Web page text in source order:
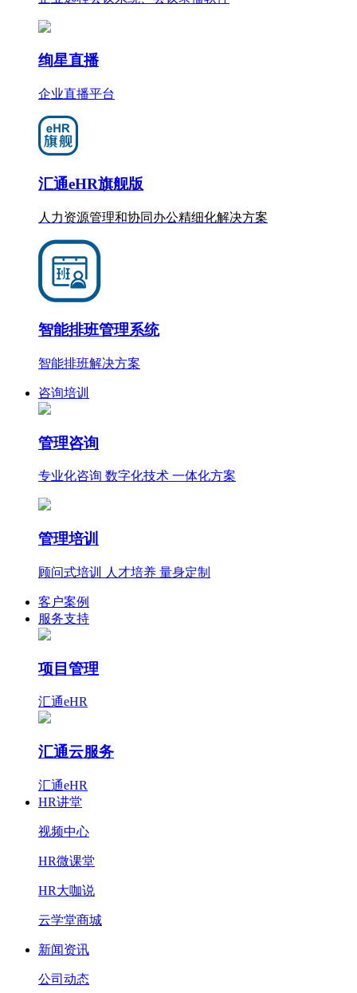
绚星直播
企业直播平台
汇通eHR旗舰版
人力资源管理和协同办公精细化解决方案
智能排班管理系统
智能排班解决方案
咨询培训
管理咨询
专业化咨询 数字化技术 一体化方案
管理培训
顾问式培训 人才培养 量身定制
客户案例
服务支持
项目管理
汇通eHR
汇通云服务
汇通eHR
HR讲堂
视频中心
HR微课堂
HR大咖说
云学堂商城
新闻资讯
公司动态